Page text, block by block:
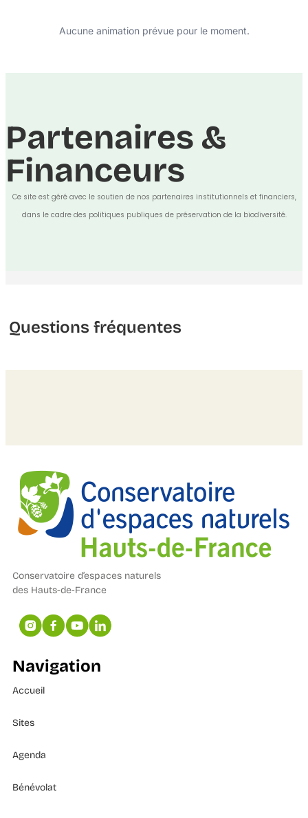
Aucune animation prévue pour le moment.
Partenaires &
Financeurs
Ce site est géré avec le soutien de nos partenaires institutionnels et financiers,
dans le cadre des politiques publiques de préservation de la biodiversité.
Questions fréquentes
Conservatoire d’espaces naturels
des Hauts-de-France
Navigation
Accueil
Sites
Agenda
Bénévolat